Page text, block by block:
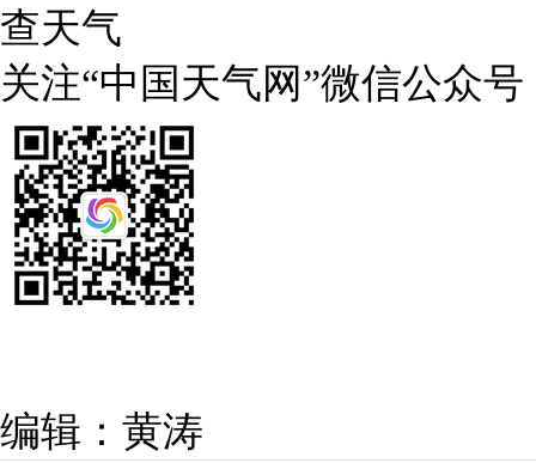
查天气
关注“中国天气网”微信公众号
编辑：黄涛